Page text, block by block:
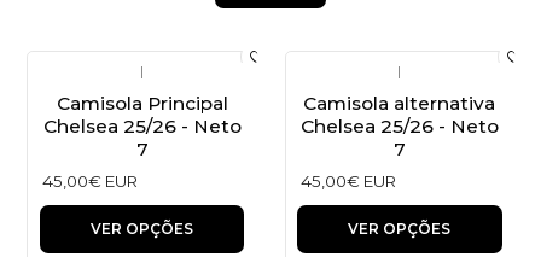
|
Camisola Principal
Chelsea 25/26 - Neto
7
45,00€ EUR
VER OPÇÕES
|
Camisola alternativa
Chelsea 25/26 - Neto
7
45,00€ EUR
VER OPÇÕES